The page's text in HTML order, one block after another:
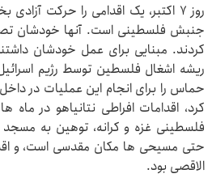
روز ۷ اکتبر، یک اقدامی را حرکت
جنبش فلسطینی است. آنها خودشان
کردند. مبنایی برای عمل خودشان
ریشه اشغال فلسطین توسط رژیم
حماس را برای انجام این عملیات در
کرد، اقدامات افراطی نتانیاهو در ماه
فلسطینی غزه و کرانه، توهین به
حتی مسیحی ها مکان مقدسی است، و
الاقصی بود.